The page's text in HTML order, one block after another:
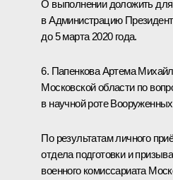
О выполнении доложить для
в Администрацию
до 5 марта 2020 года.
6. Папенкова Артема
Московской области по
в научной роте
По результатам личного
отдела подготовки и
военного комиссариата